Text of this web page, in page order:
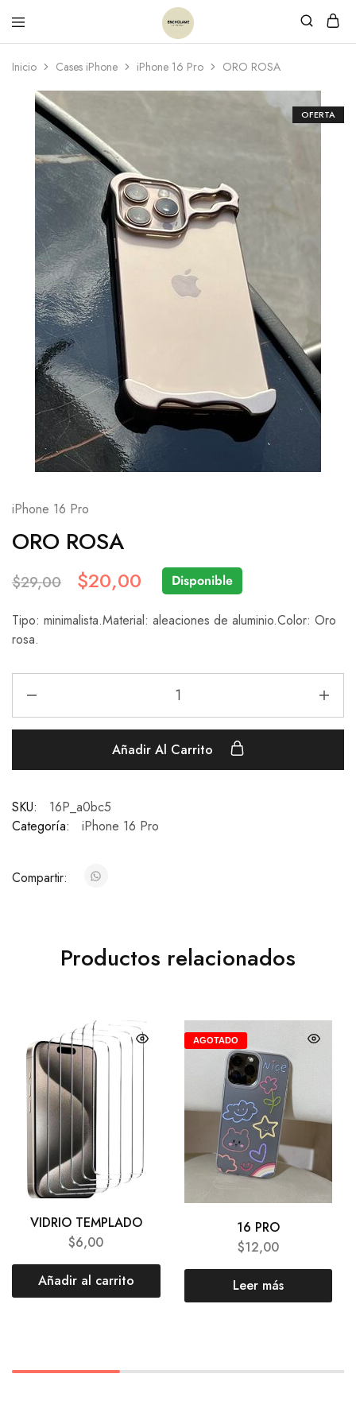
Inicio Cases iPhone iPhone 16 Pro ORO ROSA
OFERTA
iPhone 16 Pro
ORO ROSA
$29,00 $20,00 Disponible
Tipo: minimalista.Material: aleaciones de aluminio.Color: Oro
rosa.
Añadir Al Carrito
SKU:
16P_a0bc5
Categoría:
iPhone 16 Pro
Compartir:
Productos relacionados
VIDRIO TEMPLADO
$6,00
Añadir al carrito
AGOTADO
16 PRO
$12,00
Leer más